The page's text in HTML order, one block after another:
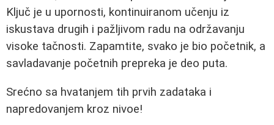
Ključ je u upornosti, kontinuiranom učenju iz
iskustava drugih i pažljivom radu na održavanju
visoke tačnosti. Zapamtite, svako je bio početnik, a
savladavanje početnih prepreka je deo puta.
Srećno sa hvatanjem tih prvih zadataka i
napredovanjem kroz nivoe!